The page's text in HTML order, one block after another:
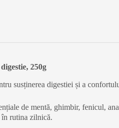
250g
susținerea digestiei și a
de mentă, ghimbir, fenicul,
în rutina zilnică.